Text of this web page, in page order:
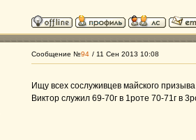
Сообщение №94 / 11 Сен 2013 10:08
Ищу всех сослуживцев майского
Виктор служил 69-70г в 1роте 70-71г в